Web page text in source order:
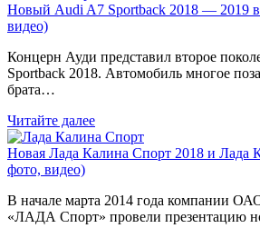
Новый Audi A7 Sportback 2018 — 2019 в
видео)
Концерн Ауди представил второе
Sportback 2018. Автомобиль многое
брата…
Читайте далее
Новая Лада Калина Спорт 2018 и Лада
фото, видео)
В начале марта 2014 года компании
«ЛАДА Спорт» провели презентацию